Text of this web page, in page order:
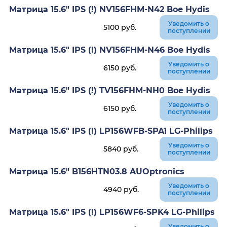
Матрица 15.6" IPS (!) NV156FHM-N42 Boe Hydis
5100 руб.
Уведомить о
поступлении
Матрица 15.6" IPS (!) NV156FHM-N46 Boe Hydis
6150 руб.
Уведомить о
поступлении
Матрица 15.6" IPS (!) TV156FHM-NH0 Boe Hydis
6150 руб.
Уведомить о
поступлении
Матрица 15.6" IPS (!) LP156WFB-SPA1 LG-Philips
5840 руб.
Уведомить о
поступлении
Матрица 15.6" B156HTN03.8 AUOptronics
4940 руб.
Уведомить о
поступлении
Матрица 15.6" IPS (!) LP156WF6-SPK4 LG-Philips